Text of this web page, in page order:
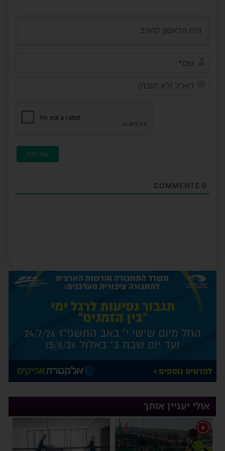
0
אולי יעניין אותך
1